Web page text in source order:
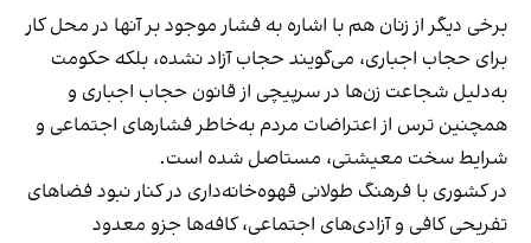
برخی دیگر از زنان هم با اشاره به فشار موجود بر آنها در محل کار
برای حجاب اجباری، می‌گویند حجاب آزاد نشده، بلکه حکومت
به‌دلیل شجاعت زن‌ها در سرپیچی از قانون حجاب اجباری و
همچنین ترس از اعتراضات مردم به‌خاطر فشارهای اجتماعی و
شرایط سخت معیشتی، مستاصل شده است.
در کشوری با فرهنگ طولانی قهوه‌‌خانه‌داری در کنار نبود فضاهای
تفریحی کافی و آزادی‌های اجتماعی، کافه‌ها جزو معدود